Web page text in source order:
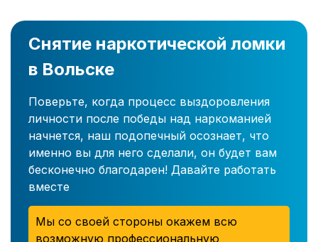
Снятие наркотической ломки
в Вольске
Поверьте, когда процесс выздоровления
личности после победы над наркоманией
начнется, наш подопечный осознает, что
именно вы для него сделали, он будет вам
бесконечно благодарен! Давайте работать
вместе
Мы со своей стороны окажем всю
возможную профессиональную